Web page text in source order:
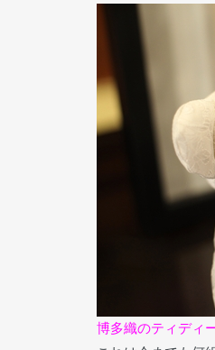
博多織のティディ